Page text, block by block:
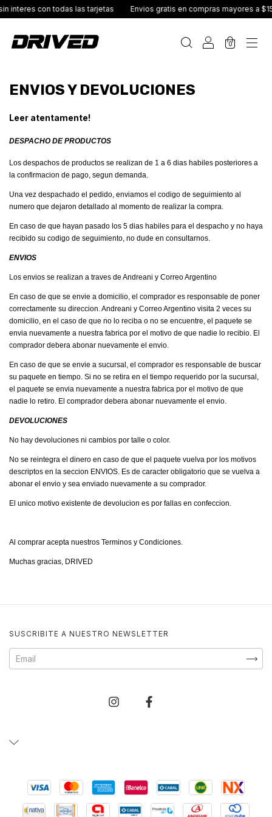
interes con todas las tarjetas Envios gratis en compras mayores a
0
ENVIOS Y DEVOLUCIONES
Leer atentamente!
DESPACHO DE PRODUCTOS
Los despachos de productos se realizan de 1 a 6 dias habiles posteriores a
la confirmacion de pago, segun demanda.
Una vez despachado el pedido, enviamos el codigo de seguimiento al
numero que dejaron detallado al momento de realizar la compra.
En caso de que hayan pasado los 5 dias habiles para el despacho y no haya
recibido su codigo de seguimiento, no dude en consultarnos.
ENVIOS
Los envios se realizan a traves de Andreani y Correo Argentino
En caso de que se envie a domicilio, el comprador es responsable de poner
correctamente su direccion. Andreani y Correo Argentino visita 2 veces su
domicilio, en el caso de que no lo reciba o no se encuentre, el paquete se
envia nuevamente a nuestra fabrica por el motivo de que nadie lo recibio. El
comprador debera abonar nuevamente el envio.
En caso de que se envie a sucursal, el comprador es responsable de buscar
su paquete en tiempo. Si no se retira en el tiempo requerido por la sucursal,
el paquete se envia nuevamente a nuestra fabrica por el motivo de que
nadie lo retiro. El comprador debera abonar nuevamente el envio.
DEVOLUCIONES
No hay devoluciones ni cambios por talle o color.
No se reintegra el dinero en caso de que el paquete vuelva por los motivos
descriptos en la seccion ENVIOS. Es de caracter obligatorio que se vuelva a
abonar el envio y sea enviado nuevamente a su comprador.
El unico motivo existente de devolucion es por fallas en confeccion.
Al comprar acepta nuestros Terminos y Condiciones.
Muchas gracias, DRIVED
SUSCRIBITE A NUESTRO NEWSLETTER